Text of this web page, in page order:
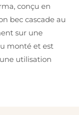
conçu en
bec cascade au
sur une
monté et est
utilisation